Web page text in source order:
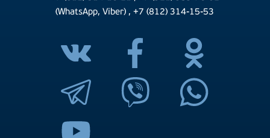
(WhatsApp, Viber) ,+7 (812) 314-15-53